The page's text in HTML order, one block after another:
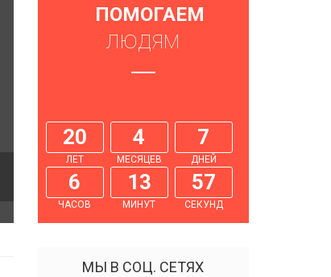
ПОМОГАЕМ
ЛЮДЯМ
20
ЛЕТ
4
МЕСЯЦЕВ
7
ДНЕЙ
6
ЧАСОВ
13
МИНУТ
58
СЕКУНД
МЫ В СОЦ. СЕТЯХ